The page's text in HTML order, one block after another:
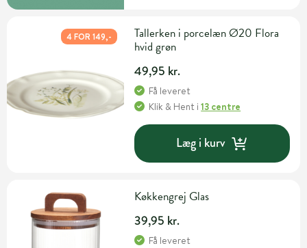
4 FOR 149,-
Tallerken i porcelæn Ø20 Flora
hvid grøn
49,95 kr.
Få leveret
Klik & Hent i13 centre
Læg i kurv
Køkkengrej Glas
39,95 kr.
Få leveret